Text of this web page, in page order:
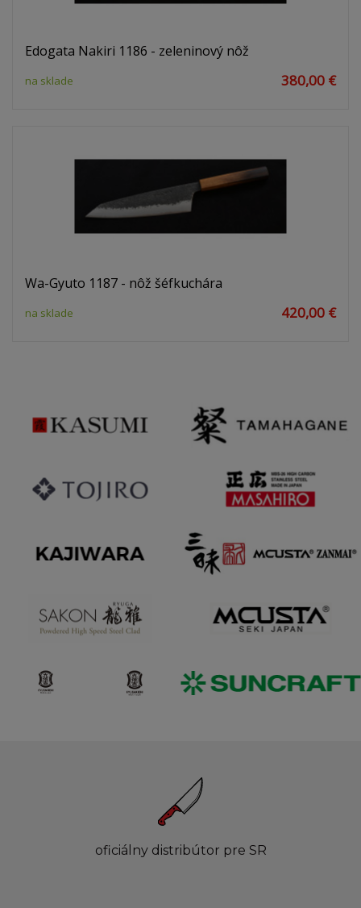
Edogata Nakiri 1186 - zeleninový nôž
na sklade 380,00 €
Wa-Gyuto 1187 - nôž šéfkuchára
na sklade 420,00 €
oficiálny distribútor pre SR